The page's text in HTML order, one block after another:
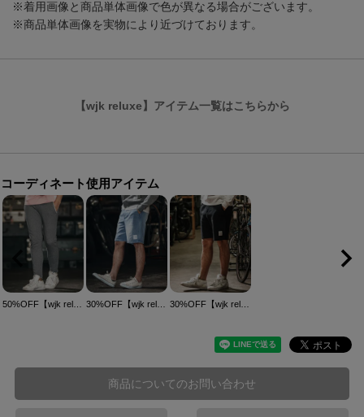
※着用画像と商品単体画像で色が異なる場合がございます。
※商品単体画像を実物により近づけております。
【wjk reluxe】アイテム一覧はこちらから
コーディネート使用アイテム
商品についてのお問い合わせ